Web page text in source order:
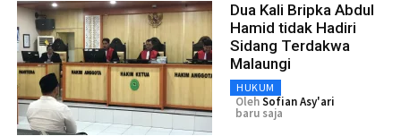
Dua Kali Bripka Abdul
Hamid tidak Hadiri
Sidang Terdakwa
Malaungi
HUKUM
OlehSofian Asy'ari
baru saja